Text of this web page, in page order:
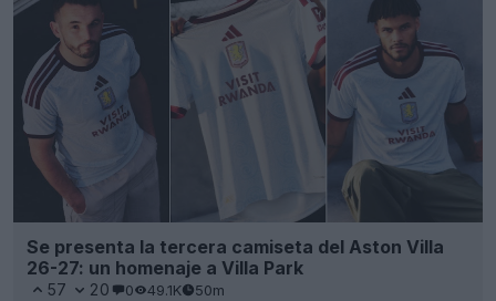
Se presenta la tercera camiseta del Aston Villa
26-27: un homenaje a Villa Park
57 20 0 49.1K 50m